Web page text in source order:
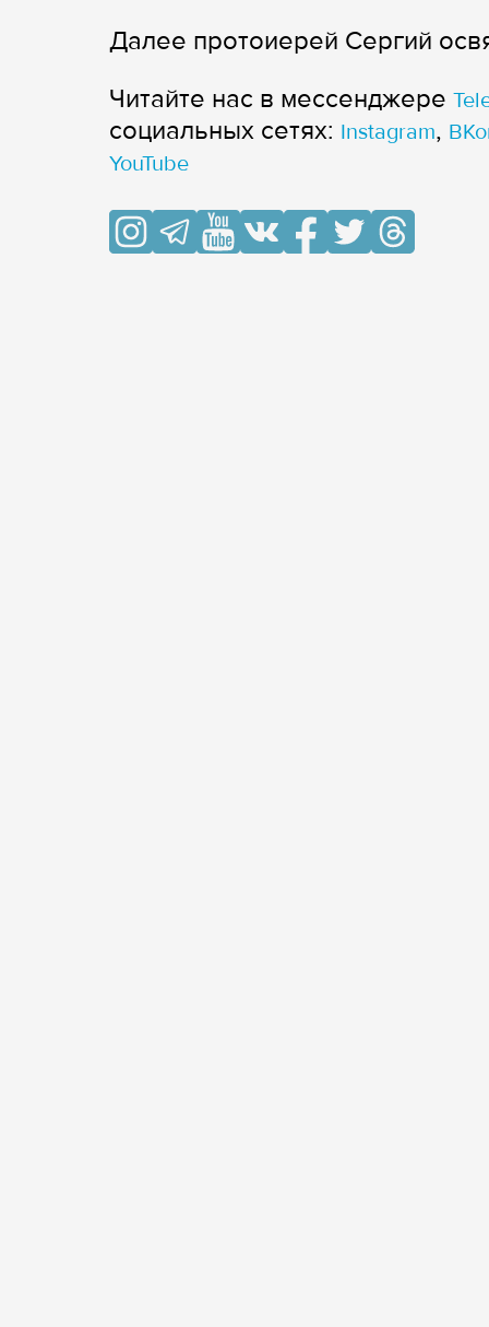
Далее протоиерей Сергий
Читайте нас в мессенджере
cоциальных сетях: Instagram,
YouTube